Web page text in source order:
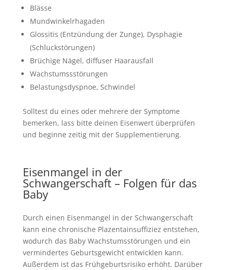
Blässe
Mundwinkelrhagaden
Glossitis (Entzündung der Zunge), Dysphagie
(Schluckstörungen)
Brüchige Nägel, diffuser Haarausfall
Wachstumssstörungen
Belastungsdyspnoe, Schwindel
Solltest du eines oder mehrere der Symptome
bemerken, lass bitte deinen Eisenwert überprüfen
und beginne zeitig mit der Supplementierung.
Eisenmangel in der
Schwangerschaft – Folgen für das
Baby
Durch einen Eisenmangel in der Schwangerschaft
kann eine chronische Plazentainsuffiziez entstehen,
wodurch das Baby Wachstumsstörungen und ein
vermindertes Geburtsgewicht entwicklen kann.
Außerdem ist das Frühgeburtsrisiko erhöht. Darüber